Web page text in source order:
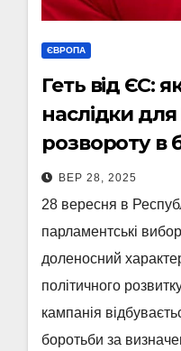
ЄВРОПА
Геть від ЄС:
наслідки
розвороту в
ВЕР 28, 2025
28 вересня в
парламентські
доленосний
політичного
кампанія
боротьби за